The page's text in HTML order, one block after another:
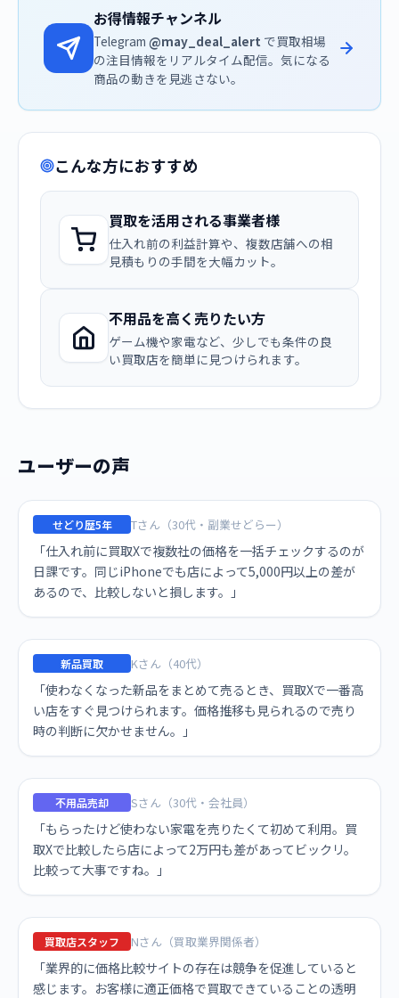
お得情報チャンネル
Telegram @may_deal_alert で買取相場
の注目情報をリアルタイム配信。気になる
商品の動きを見逃さない。
こんな方におすすめ
買取を活用される事業者様
仕入れ前の利益計算や、複数店舗への相
見積もりの手間を大幅カット。
不用品を高く売りたい方
ゲーム機や家電など、少しでも条件の良
い買取店を簡単に見つけられます。
ユーザーの声
せどり歴5年 Tさん（30代・副業せどらー）
「仕入れ前に買取Xで複数社の価格を一括チェックするのが
日課です。同じiPhoneでも店によって5,000円以上の差が
あるので、比較しないと損します。」
新品買取 Kさん（40代）
「使わなくなった新品をまとめて売るとき、買取Xで一番高
い店をすぐ見つけられます。価格推移も見られるので売り
時の判断に欠かせません。」
不用品売却 Sさん（30代・会社員）
「もらったけど使わない家電を売りたくて初めて利用。買
取Xで比較したら店によって2万円も差があってビックリ。
比較って大事ですね。」
買取店スタッフ Nさん（買取業界関係者）
「業界的に価格比較サイトの存在は競争を促進していると
感じます。お客様に適正価格で買取できていることの透明